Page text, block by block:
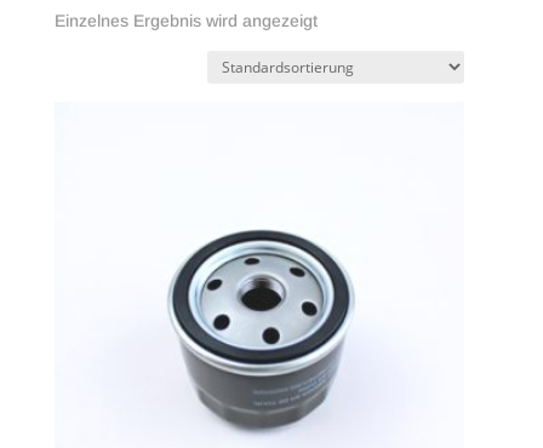
Einzelnes Ergebnis wird angezeigt